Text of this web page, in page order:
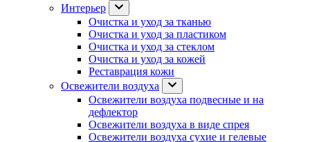
Интерьер
Очистка и уход за тканью
Очистка и уход за пластиком
Очистка и уход за стеклом
Очистка и уход за кожей
Реставрация кожи
Освежители воздуха
Освежители воздуха подвесные и на
дефлектор
Освежители воздуха в виде спрея
Освежители воздуха сухие и гелевые